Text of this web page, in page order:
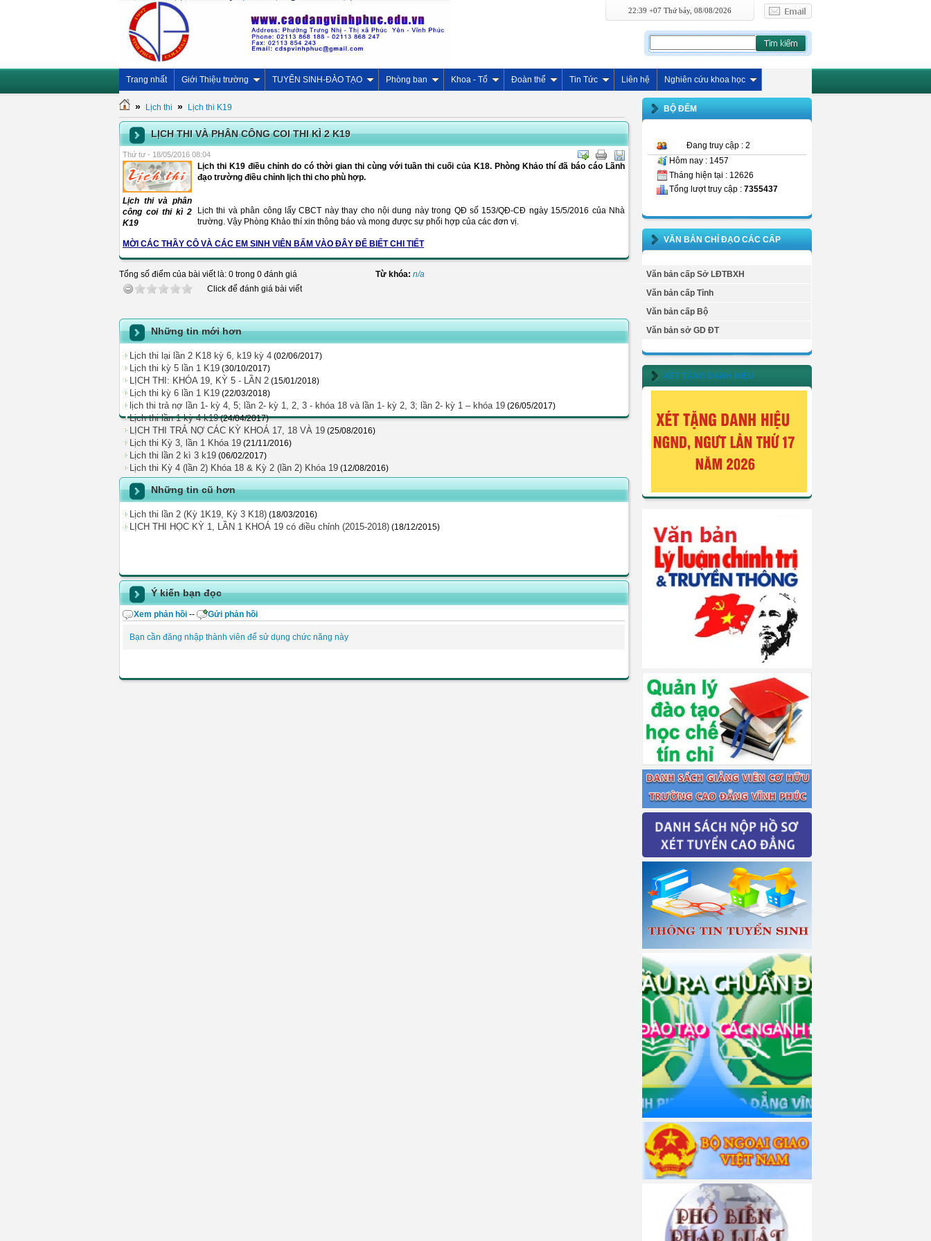
22:39 +07 Thứ bảy, 08/08/2026
Trang nhất Giới Thiệu trường TUYỂN SINH-ĐÀO TẠO Phòng ban Khoa - Tổ Đoàn thể Tin Tức Liên hệ Nghiên cứu khoa học
» Lịch thi » Lịch thi K19
LỊCH THI VÀ PHÂN CÔNG COI THI KÌ 2 K19
Thứ tư - 18/05/2016 08:04
Lịch thi và phân
công coi thi kì 2
K19
Lịch thi K19 điều chỉnh do có thời gian thi cùng với tuần thi cuối của K18. Phòng Khảo thí đã báo cáo Lãnh
đạo trường điều chỉnh lịch thi cho phù hợp.
Lịch thi và phân công lấy CBCT này thay cho nội dung này trong QĐ số 153/QĐ-CĐ ngày 15/5/2016 của Nhà
trường. Vậy Phòng Khảo thí xin thông báo và mong được sự phối hợp của các đơn vị.
MỜI CÁC THẦY CÔ VÀ CÁC EM SINH VIÊN BẤM VÀO ĐÂY ĐỂ BIẾT CHI TIẾT
Tổng số điểm của bài viết là: 0 trong 0 đánh giá
Click để đánh giá bài viết
Từ khóa: n/a
Những tin mới hơn
Lịch thi lại lần 2 K18 kỳ 6, k19 kỳ 4 (02/06/2017)
Lịch thi kỳ 5 lần 1 K19 (30/10/2017)
LỊCH THI: KHÓA 19, KỲ 5 - LẦN 2 (15/01/2018)
Lịch thi kỳ 6 lần 1 K19 (22/03/2018)
lịch thi trả nợ lần 1- kỳ 4, 5; lần 2- kỳ 1, 2, 3 - khóa 18 và lần 1- kỳ 2, 3; lần 2- kỳ 1 – khóa 19 (26/05/2017)
Lịch thi lần 1 kỳ 4 k19 (24/04/2017)
LỊCH THI TRẢ NỢ CÁC KỲ KHOÁ 17, 18 VÀ 19 (25/08/2016)
Lịch thi Kỳ 3, lần 1 Khóa 19 (21/11/2016)
Lịch thi lần 2 kì 3 k19 (06/02/2017)
Lịch thi Kỳ 4 (lần 2) Khóa 18 & Kỳ 2 (lần 2) Khóa 19 (12/08/2016)
Những tin cũ hơn
Lịch thi lần 2 (Kỳ 1K19, Kỳ 3 K18) (18/03/2016)
LỊCH THI HỌC KỲ 1, LẦN 1 KHOÁ 19 có điều chỉnh (2015-2018) (18/12/2015)
Ý kiến bạn đọc
Xem phản hồi -- Gửi phản hồi
Bạn cần đăng nhập thành viên để sử dụng chức năng này
BỘ ĐẾM
Đang truy cập : 2
Hôm nay : 1457
Tháng hiện tại : 12626
Tổng lượt truy cập : 7355437
VĂN BẢN CHỈ ĐẠO CÁC CẤP
Văn bản cấp Sở LĐTBXH
Văn bản cấp Tỉnh
Văn bản cấp Bộ
Văn bản sở GD ĐT
XÉT TẶNG DANH HIỆU